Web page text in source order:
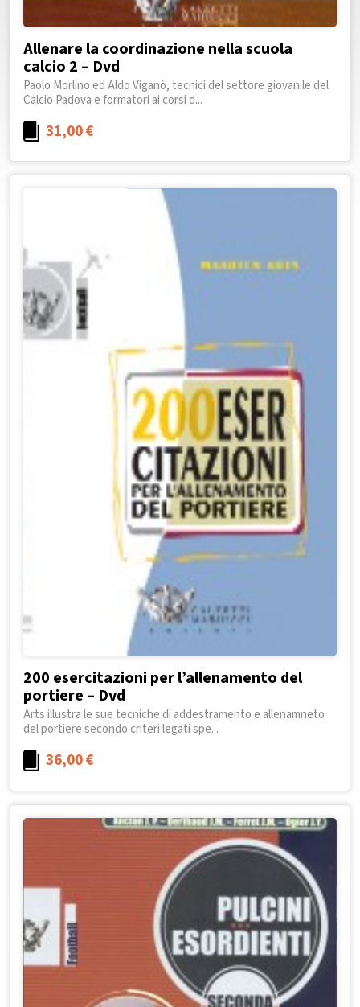
Allenare la coordinazione nella scuola
calcio 2 – Dvd
Paolo Morlino ed Aldo Viganò, tecnici del settore giovanile del
Calcio Padova e formatori ai corsi d...
31,00€
200 esercitazioni per l’allenamento del
portiere – Dvd
Arts illustra le sue tecniche di addestramento e allenamneto
del portiere secondo criteri legati spe...
36,00€